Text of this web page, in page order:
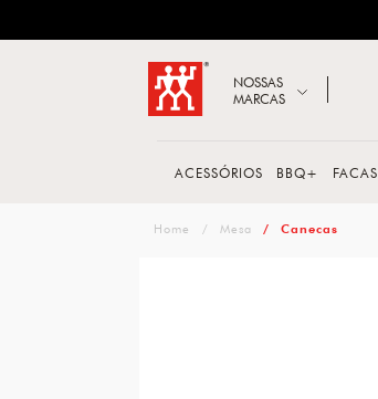
ZWILLING
NOSSAS
MARCAS
ACESSÓRIOS BBQ+ FACAS
Mesa Canecas